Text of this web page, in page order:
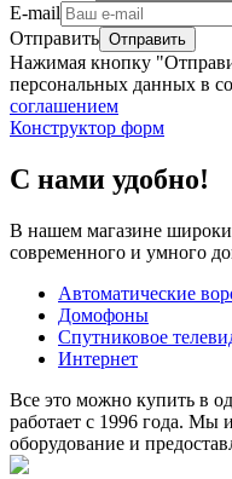
E-mail
Отправить
Нажимая кнопку
персональных данных в
соглашением
Конструктор форм
С нами удобно!
В нашем магазине
современного и умного
Автоматические
Домофоны
Спутниковое
Интернет
Все это можно купить в
работает с 1996 года. Мы
оборудование и